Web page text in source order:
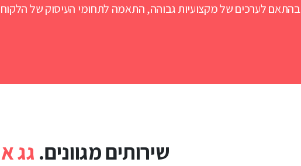
בהתאם לערכים של מקצועיות גבוהה, התאמה לתחומי העיסוק של הלקוח,
שירותים מגוונים. גג